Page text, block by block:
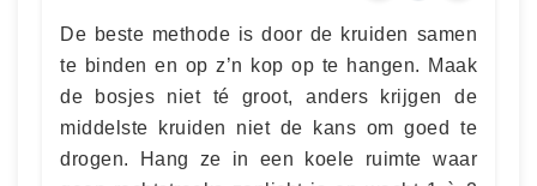
De beste methode is door de kruiden samen
te binden en op z’n kop op te hangen. Maak
de bosjes niet té groot, anders krijgen de
middelste kruiden niet de kans om goed te
drogen. Hang ze in een koele ruimte waar